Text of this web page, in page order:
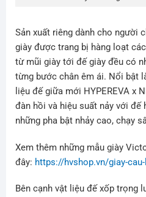
Sản xuất riêng dành cho người
giày được trang bị hàng loạt
từ mũi giày tới đế giày đều có
từng bước chân êm ái. Nổi bật
liệu đế giữa mới HYPEREVA x
đàn hồi và hiệu suất nảy với đế
những pha bật nhảy cao, chạy
Xem thêm những mẫu giày
đây: https://hvshop.vn/giay-
Bên cạnh vật liệu đế xốp trọng